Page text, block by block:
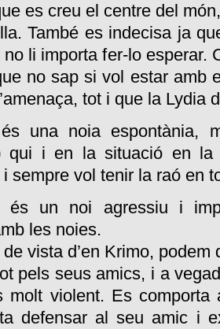
es creu el centre del
També es indecisa ja
li importa fer-lo esperar.
no sap si vol estar amb
tot i que la Lydia
una noia espontània,
qui i en la situació en la
sempre vol tenir la raó en
és un noi agressiu i
les noies.
vista d’en Krimo,
pels seus amics, i a
molt violent. Es
defensar al seu amic i